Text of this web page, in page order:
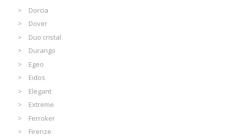
Dorcia
Dover
Duo cristal
Durango
Egeo
Eidos
Elegant
Extreme
Ferroker
Firenze